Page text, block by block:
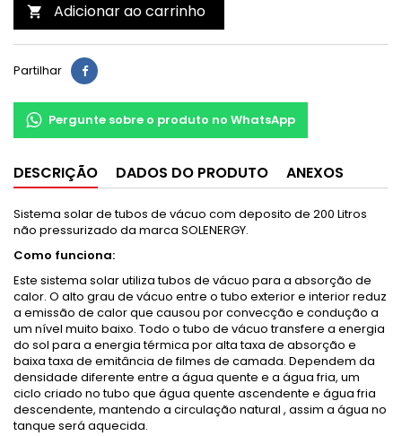
 Adicionar ao carrinho
Partilhar
Pergunte sobre o produto no WhatsApp
DESCRIÇÃO DADOS DO PRODUTO ANEXOS
Sistema solar de tubos de vácuo com deposito de 200 Litros
não pressurizado da marca SOLENERGY.
Como funciona:
Este sistema solar utiliza tubos de vácuo para a absorção de
calor. O alto grau de vácuo entre o tubo exterior e interior reduz
a emissão de calor que causou por convecção e condução a
um nível muito baixo. Todo o tubo de vácuo transfere a energia
do sol para a energia térmica por alta taxa de absorção e
baixa taxa de emitância de filmes de camada. Dependem da
densidade diferente entre a água quente e a água fria, um
ciclo criado no tubo que água quente ascendente e água fria
descendente, mantendo a circulação natural , assim a água no
tanque será aquecida.